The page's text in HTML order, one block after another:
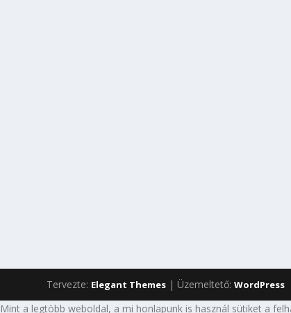
Tervezte: Elegant Themes | Üzemeltető:WordPress
Mint a legtöbb weboldal, a mi honlapunk is használ sütiket a